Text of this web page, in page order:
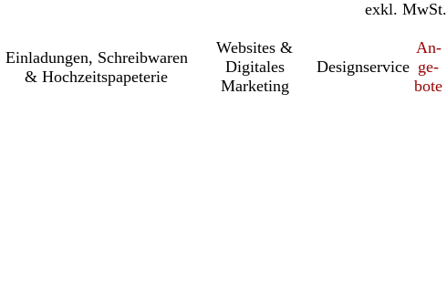
inkl. MwSt.
exkl. MwSt.
Einl­a­dung­en, Schreib­wa­ren
& Hochzeitspapeterie
Websites &
Digitales
Marketing
Designservice
An­­
ge­­
bo­­te